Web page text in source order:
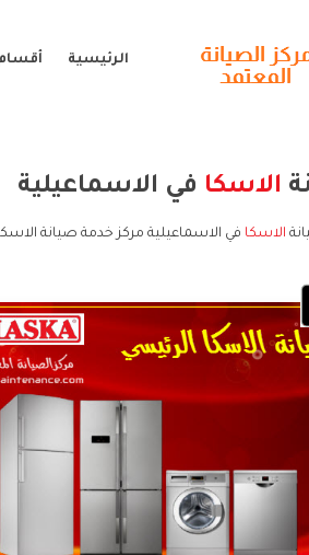
الرئيسية
الاسكا في الاسماعيلية
الاسكا في الاسماعيلية مركز خدمة صيانة